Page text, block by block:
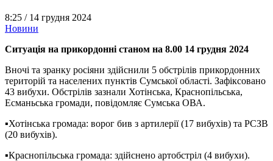
8:25 / 14 грудня 2024
Новини
Ситуація на прикордонні станом на 8.00 14 грудня 2024
Вночі та зранку росіяни здійснили 5 обстрілів прикордонних
територій та населених пунктів Сумської області. Зафіксовано
43 вибухи. Обстрілів зазнали Хотінська, Краснопільська,
Есманьська громади, повідомляє Сумська ОВА.
▪️Хотінська громада: ворог бив з артилерії (17 вибухів) та РСЗВ
(20 вибухів).
▪️Краснопільська громада: здійснено артобстріл (4 вибухи).